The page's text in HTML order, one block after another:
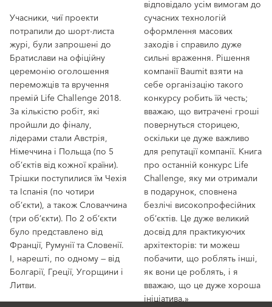
Учасники, чиї проекти
потрапили до шорт-листа
журі, були запрошені до
Братислави на офіційну
церемонію оголошення
переможців та вручення
премій Life Challenge 2018.
За кількістю робіт, які
пройшли до фіналу,
лідерами стали Австрія,
Німеччина і Польща (по 5
об’єктів від кожної країни).
Трішки поступилися їм Чехія
та Іспанія (по чотири
об’єкти), а також Словаччина
(три об’єкти). По 2 об’єкти
було представлено від
Франції, Румунії та Словенії.
І, нарешті, по одному — від
Болгарії, Греції, Угорщини і
Литви.
відповідало усім вимогам до
сучасних технологій
оформлення масових
заходів і справило дуже
сильні враження. Рішення
компанії Baumit взяти на
себе організацію такого
конкурсу робить їй честь;
вважаю, що витрачені гроші
повернуться сторицею,
оскільки це дуже важливо
для репутації компанії. Книга
про останній конкурс Life
Challenge, яку ми отримали
в подарунок, сповнена
безлічі високопрофесійних
об’єктів. Це дуже великий
досвід для практикуючих
архітекторів: ти можеш
побачити, що роблять інші,
як вони це роблять, і я
вважаю, що це дуже хороша
ініціатива.»